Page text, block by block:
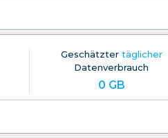
Geschätzter täglicher
Datenverbrauch
0 GB